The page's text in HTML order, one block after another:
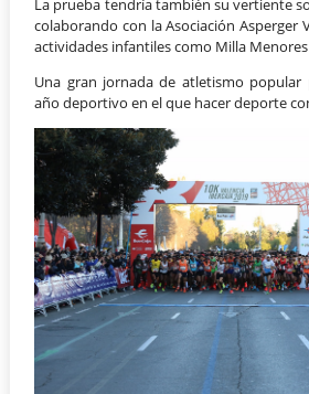
La prueba tendría también su vertiente
colaborando con la Asociación Asperger
actividades infantiles como Milla Menores
Una gran jornada de atletismo popular
año deportivo en el que hacer deporte